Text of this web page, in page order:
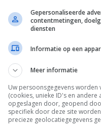
je bij dit recept moet
zijn toegankelijk en
Gepersonaliseerde
contentmetingen,
diensten
Informatie op een
Meer informatie
Uw persoonsgegevens
(cookies, unieke ID's en
opgeslagen door, geopend
specifiek door deze site
precieze geolocatiegegevens